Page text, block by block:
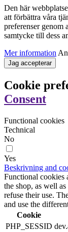
Den här
att förbättra våra
preferenser genom
samtycke till dess
Mer information
Jag accepterar
Cookie
Consent
Functional cookies
Technical
No
Yes
Beskrivning and
Functional cookies
the shop, as well
refuse their use.
and use the
Cookie
PHP_SESSID